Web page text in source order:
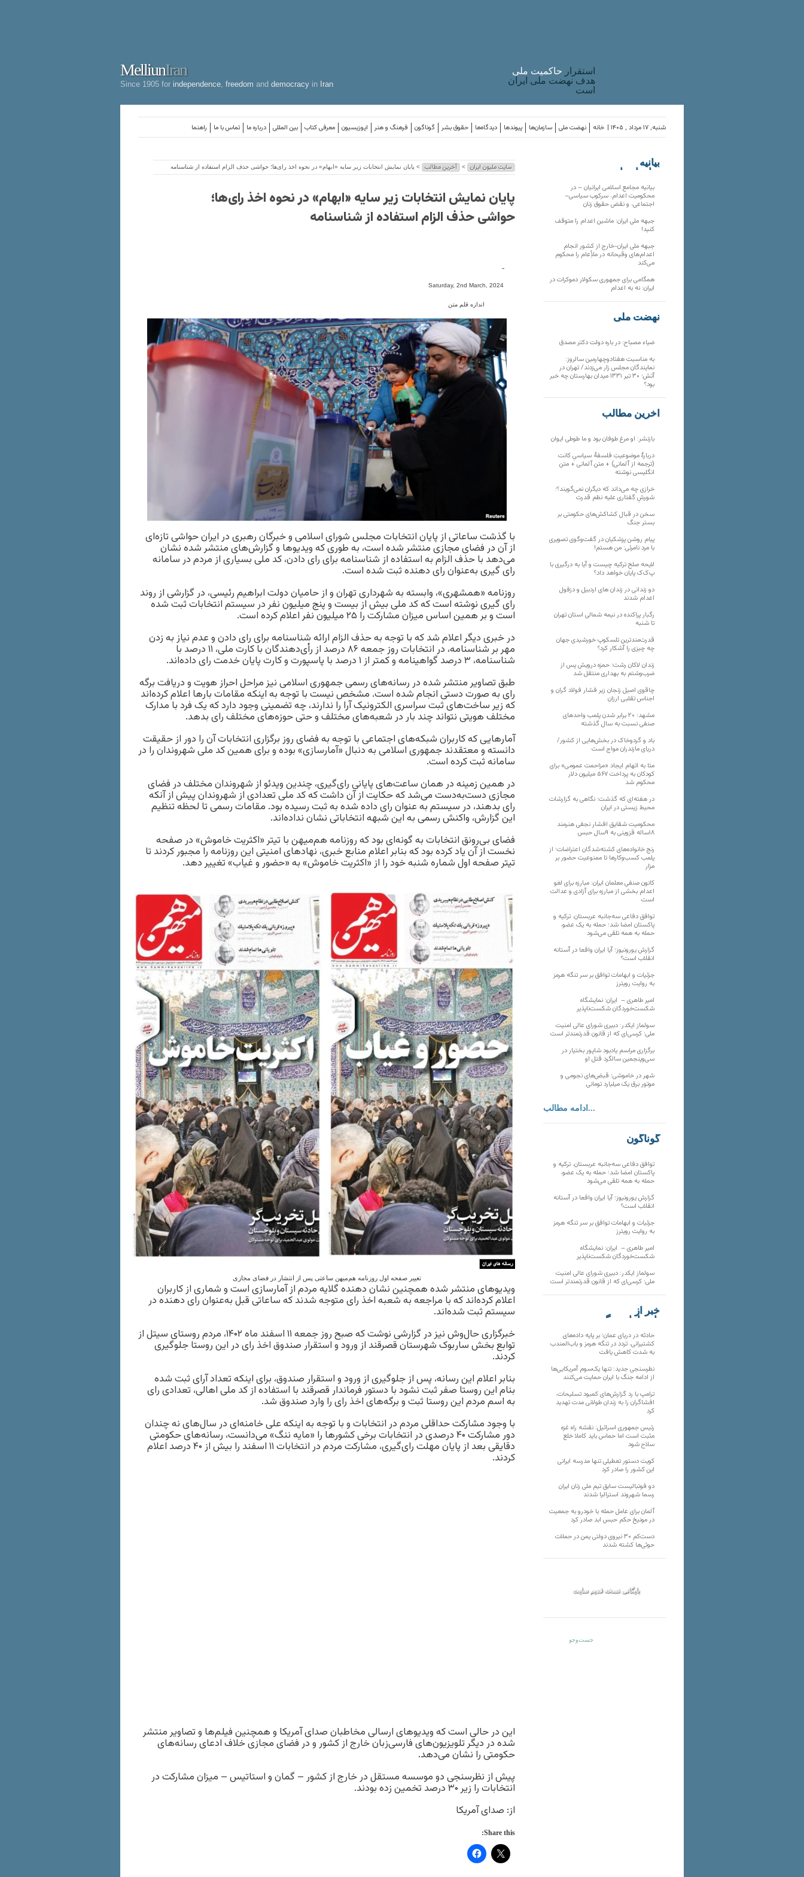
MelliunIran
Since 1905 for independence freedom and democracy in Iran
استقرار حاکميت ملی
هدف نهضت ملی ایران
است
راهنما تماس با ما درباره ما بین المللی معرفی کتاب اپوزیسیون فرهنگ و هنر گوناگون حقوق بشر دیدگاه‌ها پیوندها سازمان‌ها نهضت ملی خانه شنبه, ۱۷ مرداد , ۱۴۰۵ |
سایت ملیون ایران > آخرین مطالب > پایان نمایش انتخابات زیر سایه «ابهام» در نحوه اخذ رای‌ها؛ حواشی حذف الزام استفاده از شناسنامه
پایان نمایش انتخابات زیر سایه «ابهام» در نحوه اخذ رای‌ها؛
حواشی حذف الزام استفاده از شناسنامه
-
Saturday, 2nd March, 2024
اندازه قلم متن
با گذشت ساعاتی از پایان انتخابات مجلس شورای اسلامی و خبرگان رهبری در ایران حواشی تازه‌ای
از آن در فضای مجازی منتشر شده است، به طوری که ویدیوها و گزارش‌های منتشر شده نشان
می‌دهد با حذف الزام به استفاده از شناسنامه برای رای دادن، کد ملی بسیاری از مردم در سامانه‌
رای گیری به‌عنوان رای دهنده ثبت شده است.
روزنامه «همشهری»، وابسته به شهرداری تهران و از حامیان دولت ابراهیم رئیسی، در گزارشی از روند
رای گیری نوشته است که کد ملی بیش از بیست و پنج میلیون نفر در سیستم انتخابات ثبت شده
است و بر همین اساس میزان مشارکت را ۲۵ میلیون نفر اعلام کرده است.
در خبری دیگر اعلام شد که با توجه به حذف الزام ارائه شناسنامه برای رای دادن و عدم نیاز به زدن
مهر بر شناسنامه، در انتخابات روز جمعه ۸۶ درصد از رأی‌دهندگان با کارت ملی، ۱۱ درصد با
شناسنامه، ۳ درصد گواهینامه و کمتر از ۱ درصد با پاسپورت و کارت پایان خدمت رای داده‌اند.
طبق تصاویر منتشر شده در رسانه‌های رسمی جمهوری اسلامی نیز مراحل احراز هویت و دریافت برگه
رای به صورت دستی انجام شده است. مشخص نیست با توجه به اینکه مقامات بارها اعلام کرده‌اند
که زیر ساخت‌های ثبت سراسری الکترونیک آرا را ندارند، چه تضمینی وجود دارد که یک فرد با مدارک
مختلف هویتی نتواند چند بار در شعبه‌های مختلف و حتی حوزه‌های مختلف رای بدهد.
آمارهایی که کاربران شبکه‌های اجتماعی با توجه به فضای روز برگزاری انتخابات آن را دور از حقیقت
دانسته و معتقدند جمهوری اسلامی به دنبال «آمارسازی» بوده و برای همین کد ملی شهروندان را در
سامانه ثبت کرده است.
در همین زمینه در همان ساعت‌های پایانی رای‌گیری، چندین ویدئو از شهروندان مختلف در فضای
مجازی دست‌به‌دست می‌شد که حکایت از آن داشت که کد ملی تعدادی از شهروندان پیش از آنکه
رای بدهند، در سیستم به عنوان رای داده شده به ثبت رسیده بود. مقامات رسمی تا لحظه تنظیم
این گزارش، واکنش رسمی به این شبهه انتخاباتی نشان نداده‌اند.
فضای بی‌رونق انتخابات به گونه‌ای بود که روزنامه هم‌میهن با تیتر «اکثریت خاموش» در صفحه
نخست از آن یاد کرده بود که بنابر اعلام منابع خبری، نهادهای امنیتی این روزنامه را مجبور کردند تا
تیتر صفحه اول شماره شنبه خود را از «اکثریت خاموش» به «حضور و غیاب» تغییر دهد.
تغییر صفحه اول روزنامه هم‌میهن ساعتی پس از انتشار در فضای مجازی
ویدیوهای منتشر شده همچنین نشان دهنده گلایه مردم از آمارسازی است و شماری از کاربران
اعلام کرده‌اند که با مراجعه به شعبه اخذ رای متوجه شدند که ساعاتی قبل به‌عنوان رای دهنده در
سیستم ثبت شده‌اند.
خبرگزاری حال‌وش نیز در گزارشی نوشت که صبح روز جمعه ۱۱ اسفند ماه ۱۴۰۲، مردم روستای سیتل از
توابع بخش ساربوک شهرستان قصرقند از ورود و استقرار صندوق اخذ رای در این روستا جلوگیری
کردند.
بنابر اعلام این رسانه، پس از جلوگیری از ورود و استقرار صندوق، برای اینکه تعداد آرای ثبت شده
بنام این روستا صفر ثبت نشود با دستور فرماندار قصرقند با استفاده از کد ملی اهالی، تعدادی رای
به اسم مردم این روستا ثبت و برگه‌های اخذ رای را وارد صندوق شد.
با وجود مشارکت حداقلی مردم در انتخابات و با توجه به اینکه علی خامنه‌ای در سال‌های نه چندان
دور مشارکت ۴۰ درصدی در انتخابات برخی کشورها را «مایه ننگ» می‌دانست، رسانه‌های حکومتی
دقایقی بعد از پایان مهلت رای‌گیری، مشارکت مردم در انتخابات ۱۱ اسفند را بیش از ۴۰ درصد اعلام
کردند.
این در حالی است که ویدیوهای ارسالی مخاطبان صدای آمریکا و همچنین فیلم‌ها و تصاویر منتشر
شده در دیگر تلویزیون‌های فارسی‌زبان خارج از کشور و در فضای مجازی خلاف ادعای رسانه‌های
حکومتی را نشان می‌دهد.
پیش از نظرسنجی دو موسسه مستقل در خارج از کشور – گمان و استاتیس – میزان مشارکت در
انتخابات را زیر ۳۰ درصد تخمین زده بودند.
از: صدای آمریکا
Share this:
بیانیه
سازمان‌های
بیانیه مجامع اسلامی ایرانیان – در
محکومیت اعدام، سرکوب سیاسی–
اجتماعی، و نقض حقوق زنان
جبهه ملی ایران: ماشین اعدام را متوقف
کنید!
جبهه ملی ایران-خارج از کشور انجام
اعدام‌های وقیحانه در ملأِعام را محکوم
می‌کند
همگامی برای جمهوری سکولار دموکرات در
ایران: نه به اعدام
نهضت ملی
ضیاء مصباح: در باره دولت دکتر مصدق
به مناسبت هفتادوچهارمین سالروز:
نمایندگان مجلس زار می‌زدند/ تهران در
آتش؛ ۳۰ تیر ۱۳۳۱ میدان بهارستان چه خبر
بود؟
آخرین مطالب
بازنشر: او مرغ طوفان بود و ما طوطی ایوان
دربارهٔ موضوعیتِ فلسفهٔ سیاسیِ کانت
(ترجمه از آلمانی) + متن آلمانی + متن
انگلیسی نوشته
خرازی چه می‌داند که دیگران نمی‌گویند؟؛
شورشِ گفتاری علیه نظم قدرت
سخن در قبال کشاکش‌های حکومتی بر
بستر جنگ
پیام روشن پزشکیان در گفت‌و‌گوی تصویری
با مرد نامرئی: من هستم!
لایحه صلح ترکیه چیست و آیا به درگیری با
پ‌ک‌ک پایان خواهد داد؟
دو زندانی در زندان های اردبیل و دزفول
اعدام شدند
رگبار پراکنده در نیمه شمالی استان تهران
تا شنبه
قدرت‌مندترین تلسکوپ خورشیدی جهان
چه چیزی را آشکار کرد؟
زندان لاکان رشت؛ حمزه درویش پس از
ضرب‌وشتم به بهداری منتقل شد
چاقوی اصیل زنجان زیر فشار فولاد گران و
اجناس تقلبی ارزان
مشهد؛ ۲۰ برابر شدن پلمب واحدهای
صنفی نسبت به سال گذشته
باد و گردوخاک در بخش‌هایی از کشور/
دریای مازندران مواج است
متا به اتهام ایجاد «مزاحمت عمومی» برای
کودکان به پرداخت ۵۶۷ میلیون دلار
محکوم شد
در هفته‌ای که گذشت؛ نگاهی به گزارشات
محیط زیستی در ایران
محکومیت شقایق افشار نجفی هنرمند
۱۸ساله قزوینی به ۹سال حبس
رنج خانواده‌های کشته‌شدگان اعتراضات؛ از
پلمب کسب‌وکارها تا ممنوعیت حضور بر
مزار
کانون صنفی معلمان ایران: مبارزه برای لغو
اعدام بخشی از مبارزه برای آزادی و عدالت
است
توافق دفاعی سه‌جانبه عربستان، ترکیه و
پاکستان امضا شد؛ حمله به یک عضو،
حمله به همه تلقی می‌شود
گزارش یورونیوز؛ آیا ایران واقعا در آستانه
انقلاب است؟
جزئیات و ابهامات توافق بر سر تنگه هرمز
به روایت رویترز
امیر طاهری – ایران: نمایشگاه
شکست‌خوردگان شکست‌ناپذیر
سولماز ایکدر: دبیری شورای عالی امنیت
ملی؛ کرسی‌ای که از قانون قدرتمندتر است
برگزاری مراسم یادبود شاپور بختیار در
سی‌وپنجمین سالگرد قتل او
شهر در خاموشی؛ قبض‌های نجومی و
موتور برق یک میلیارد تومانی
ادامه مطالب...
گوناگون
توافق دفاعی سه‌جانبه عربستان، ترکیه و
پاکستان امضا شد؛ حمله به یک عضو،
حمله به همه تلقی می‌شود
گزارش یورونیوز؛ آیا ایران واقعا در آستانه
انقلاب است؟
جزئیات و ابهامات توافق بر سر تنگه هرمز
به روایت رویترز
امیر طاهری – ایران: نمایشگاه
شکست‌خوردگان شکست‌ناپذیر
سولماز ایکدر: دبیری شورای عالی امنیت
ملی؛ کرسی‌ای که از قانون قدرتمندتر است
خبر از
تارنماهای دیگر
حادثه در دریای عمان؛ بر پایه داده‌های
کشتیرانی، تردد در تنگه هرمز و باب‌المندب
به شدت کاهش یافت
نظرسنجی جدید: تنها یک‌سوم آمریکایی‌ها
از ادامه جنگ با ایران حمایت می‌کنند
ترامپ با رد گزارش‌های کمبود تسلیحات،
افشاگران را به زندان طولانی مدت تهدید
کرد
رئیس‌ جمهوری اسرائیل: نقشه راه غزه
مثبت است اما حماس باید کاملا خلع
سلاح شود
کویت دستور تعطیلی تنها مدرسه ایرانی
این کشور را صادر کرد
دو فوتبالیست سابق تیم ملی زنان ایران
رسما شهروند استرالیا شدند
آلمان برای عامل حمله با خودرو به جمعیت
در مونیخ حکم حبس ابد صادر کرد
دست‌کم ۳۰ نیروی دولتی یمن در حملات
حوثی‌ها کشته شدند
بایگانی نسخه قدیم سایت